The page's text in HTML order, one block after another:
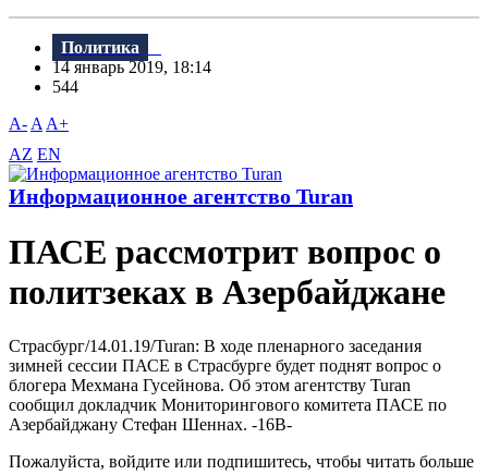
Политика
14 январь 2019, 18:14
544
A- A A+
AZ EN
Информационное агентство Turan
ПАСЕ рассмотрит вопрос о
политзеках в Азербайджане
Страсбург/14.01.19/Turan: B ходе пленарного заседания
зимней сессии ПАСЕ в Страсбурге будет поднят вопрос о
блогера Мехмана Гусейнова. Об этом агентству Turan
сообщил докладчик Мониторингового комитета ПАСЕ по
Азербайджану Стефан Шеннах. -16B-
Пожалуйста, войдите или подпишитесь, чтобы читать больше